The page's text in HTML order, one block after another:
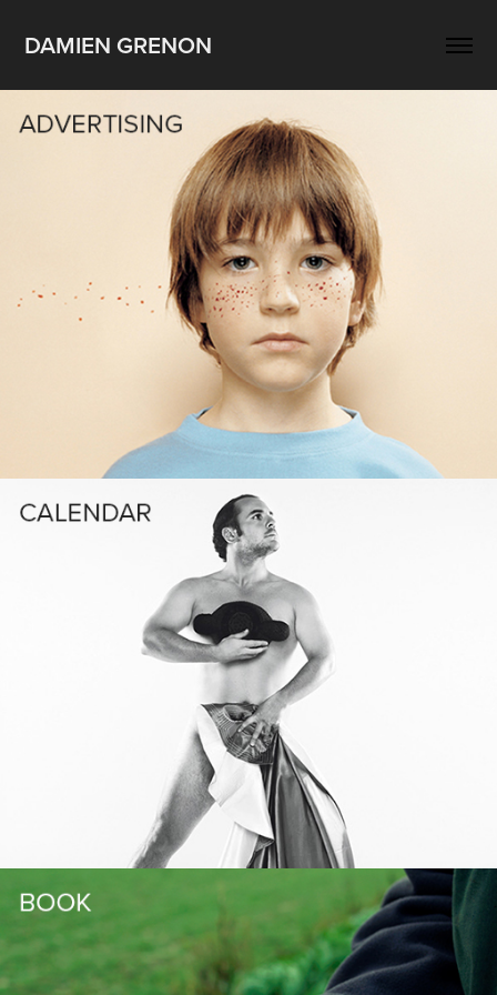
DAMIEN GRENON